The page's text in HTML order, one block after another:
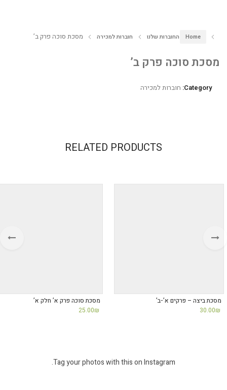
Home החוברות שלנו חוברות למכירה מסכת סוכה פרק ב’
מסכת סוכה פרק ב’
Category: חוברות למכירה
RELATED PRODUCTS
מסכת ביצה – פרקים א’-ב’
30.00₪
מסכת סוכה פרק א’ חלק א’
25.00₪
Tag your photos with this on Instagram.